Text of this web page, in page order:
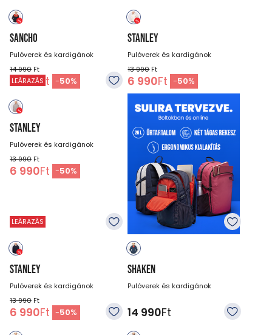
SANCHO
Pulóverek és kardigánok
14 990 Ft
7 490Ft -50%
STANLEY
Pulóverek és kardigánok
13 990Ft
6 990Ft -50%
LEÁRAZÁS
STANLEY
Pulóverek és kardigánok
13 990 Ft
6 990Ft -50%
LEÁRAZÁS
STANLEY
Pulóverek és kardigánok
13 990 Ft
6 990Ft -50%
SHAKEN
Pulóverek és kardigánok
14 990Ft